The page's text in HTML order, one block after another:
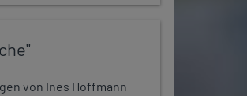
von Ines Hoffmann